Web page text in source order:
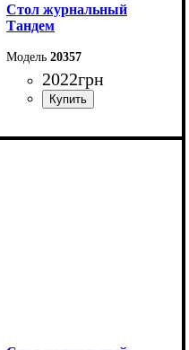
Стол журнальный
Тандем
20357
2022грн
Ширина: 100 см